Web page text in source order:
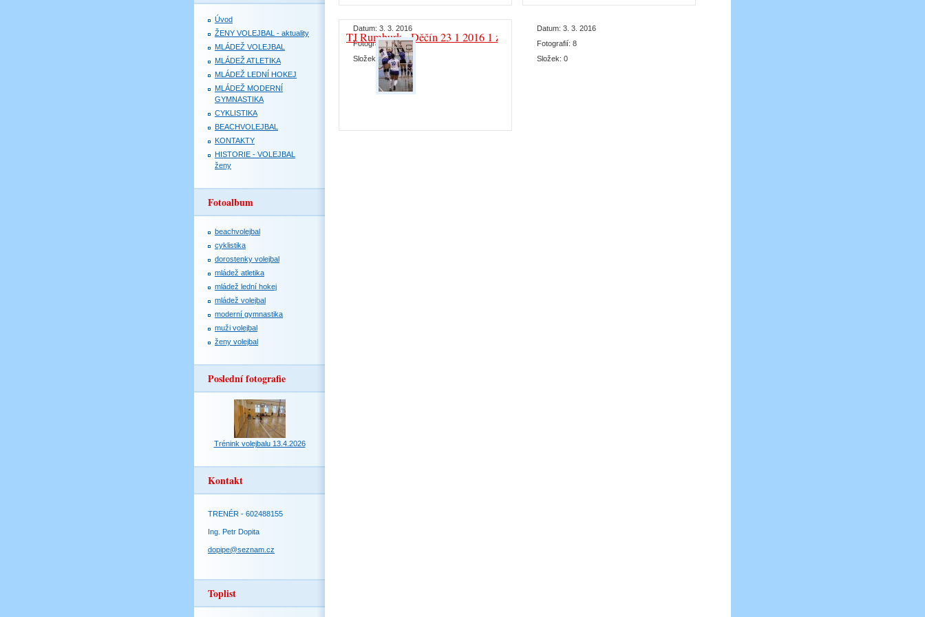
Datum: 3. 3. 2016
Fotografií:10
Složek:0
Datum: 3. 3. 2016
Fotografií: 8
Složek: 0
TJ Rumburk - Děčín 23 1 2016 1 zápas
Úvod
ŽENY VOLEJBAL - aktuality
MLÁDEŽ VOLEJBAL
MLÁDEŽ ATLETIKA
MLÁDEŽ LEDNÍ HOKEJ
MLÁDEŽ MODERNÍ
GYMNASTIKA
CYKLISTIKA
BEACHVOLEJBAL
KONTAKTY
HISTORIE - VOLEJBAL
ženy
Fotoalbum
beachvolejbal
cyklistika
dorostenky volejbal
mládež atletika
mládež lední hokej
mládež volejbal
moderní gymnastika
muži volejbal
ženy volejbal
Poslední fotografie
Trénink volejbalu 13.4.2026
Kontakt
TRENÉR - 602488155
Ing. Petr Dopita
dopipe@seznam.cz
Toplist